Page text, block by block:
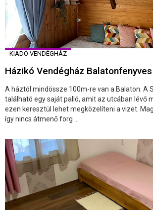
KIADÓ VENDÉGHÁZ
Házikó Vendégház Balatonfenyves
A háztól mindössze 100m-re van a Balaton. A
található egy saját palló, amit az utcában lévő
ezen keresztül lehet megközelíteni a vizet.
így nincs átmenő forg ...